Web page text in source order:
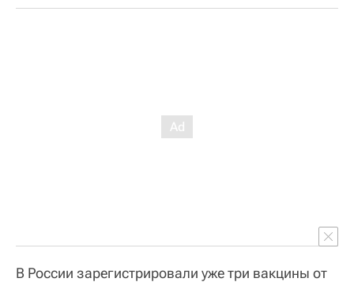
В России зарегистрировали уже три вакцины от